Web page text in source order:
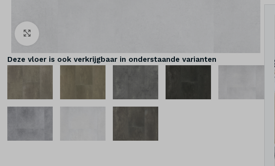
Deze vloer is ook verkrijgbaar in onderstaande varianten